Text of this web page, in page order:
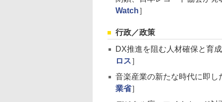
Watch］
行政／政策
DX推進を阻む人材確保と育
ロス］
音楽産業の新たな時代に即
業省］